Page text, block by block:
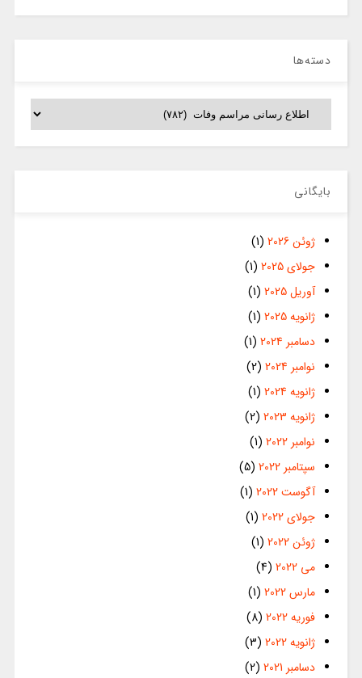
دسته‌ها
دسته‌ها
بایگانی
ژوئن 2026
(1)
جولای 2025
(1)
آوریل 2025
(1)
ژانویه 2025
(1)
دسامبر 2024
(1)
نوامبر 2024
(2)
ژانویه 2024
(1)
ژانویه 2023
(2)
نوامبر 2022
(1)
سپتامبر 2022
(5)
آگوست 2022
(1)
جولای 2022
(1)
ژوئن 2022
(1)
می 2022
(4)
مارس 2022
(1)
فوریه 2022
(8)
ژانویه 2022
(3)
دسامبر 2021
(2)